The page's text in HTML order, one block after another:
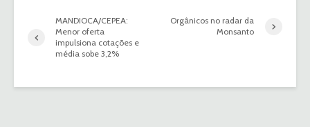
MANDIOCA/CEPEA:
Menor oferta
impulsiona cotações e
média sobe 3,2%
Orgânicos no radar da
Monsanto